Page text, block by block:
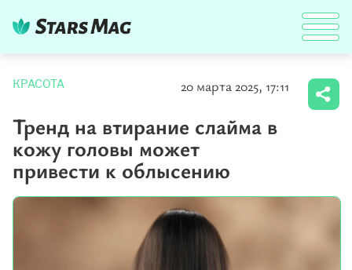
КРАСОТА 20 марта 2025, 17:11
Тренд на втирание слайма в
кожу головы может
привести к облысению